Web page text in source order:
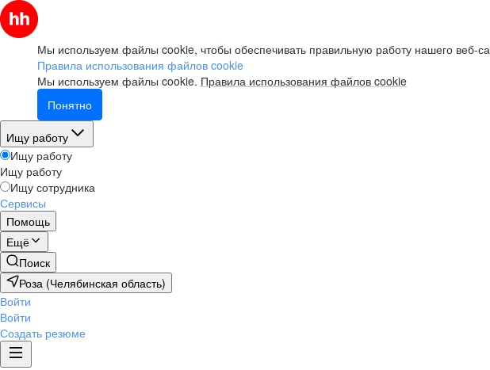
Мы используем файлы cookie, чтобы обеспечивать правильную работу нашего веб-
Правила использования файлов cookie
Мы используем файлы cookie. Правила использования файлов cookie
Понятно
Ищу работу
Ищу работу
Ищу работу
Ищу сотрудника
Сервисы
Помощь
Ещё
Поиск
Роза (Челябинская область)
Войти
Войти
Создать резюме